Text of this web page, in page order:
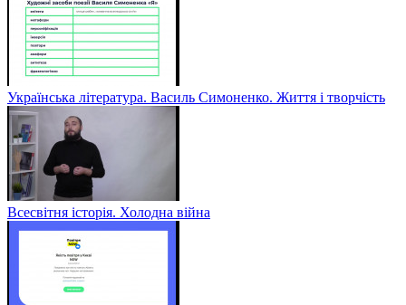
Українська література. Василь Симоненко. Життя і творчість
Всесвітня історія. Холодна війна